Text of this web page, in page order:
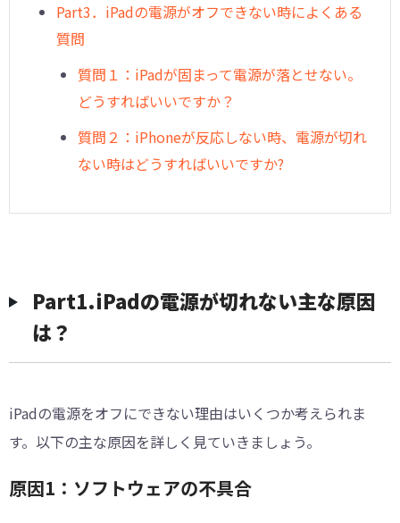
Part3．iPadの電源がオフできない時によくある
質問
質問１：iPadが固まって電源が落とせない。
どうすればいいですか？
質問２：iPhoneが反応しない時、電源が切れ
ない時はどうすればいいですか?
Part1.iPadの電源が切れない主な原因
は？
iPadの電源をオフにできない理由はいくつか考えられま
す。以下の主な原因を詳しく見ていきましょう。
原因1：ソフトウェアの不具合